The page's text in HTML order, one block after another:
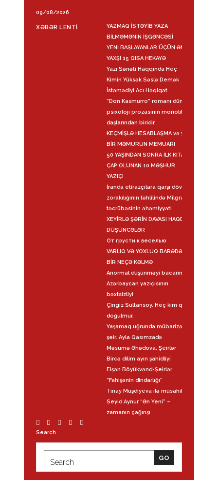
09/08/2026
XƏBƏR LENTİ
YAZMAQ İSTƏYİB YAZA
BİLMƏMƏNİN İŞGƏNCƏSİ
YENİ BAŞLAYANLAR ÜÇÜN ƏN
YAXŞI 15 QISA HEKAYƏ
Yazı Sənəti Haqqında Heç
Kimin Yüksək Səslə Demək
İstəmədiyi Acı Həqiqət
“Don Kasmurro” romanı dünya
psixoloji prozasının monolit
daşlarından biridir
KEÇMİŞLƏ HESABLAŞMA və ya
BİR MƏMURUN MEMUARI
50 YAŞINDAN SONRA İLK KİTABI
ÇAP OLUNAN 10 MƏŞHUR
YAZIÇI
İranda etirazçılara qarşı dövlət
zorakılığının təhlilində Milgram
təcrübəsinin əhəmiyyəti
XEYİRLƏ ŞƏRİN DAVASI HAQDA
DÜŞÜNCƏLƏR
От грусти к веселью
VARLIQ VƏ YOXLUQ BARƏDƏ
BİR NEÇƏ KƏLMƏ
Anormal düşünməyi bacarın
Azərbaycan yazıçısının
bəxtsizliyi
Çingiz Sultansoy. Heç kim qatil
doğulmur.
Yaşamaq uğrunda mübarizə –
şeir. Ayla Qasımzadə
Məsumə Əhədova. Şeirlər
Bircə dilim ayın şahidliyi
Elşən Böyükvənd-Şeirlər
“Fahişənin dindarlığı”
Tinay Muşdiyeva ilə müsahibə
Seyid Aynur “Ən Yeni” –
zamanın çağırışı
Search